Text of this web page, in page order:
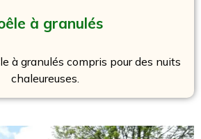
à granulés
à granulés compris pour des nuits
chaleureuses.